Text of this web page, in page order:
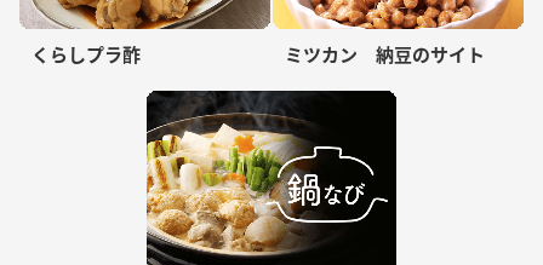
くらしプラ酢 ミツカン 納豆のサイト